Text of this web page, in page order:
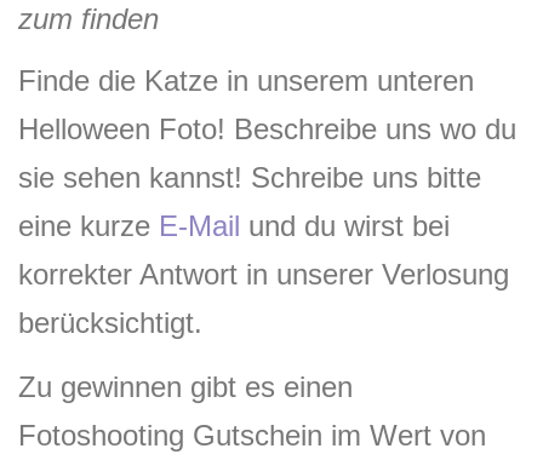
zum finden
Finde die Katze in unserem unteren
Helloween Foto! Beschreibe uns wo du
sie sehen kannst! Schreibe uns bitte
eine kurze E-Mail und du wirst bei
korrekter Antwort in unserer Verlosung
berücksichtigt.
Zu gewinnen gibt es einen
Fotoshooting Gutschein im Wert von